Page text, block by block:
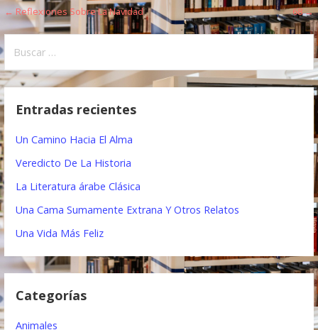
N
a
v
e
a
ó
d
← Reflexiones Sobre La Navidad 68 →
s
Entradas recientes
Un Camino Hacia El Alma
Veredicto De La Historia
La Literatura árabe Clásica
Una Cama Sumamente Extrana Y Otros Relatos
Una Vida Más Feliz
Categorías
Animales